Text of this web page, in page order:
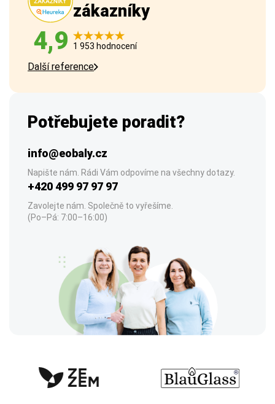
zákazníky
4,9 1 953 hodnocení
Další reference
Potřebujete poradit?
info@eobaly.cz
Napište nám. Rádi Vám odpovíme na všechny dotazy.
+420 499 97 97 97
Zavolejte nám. Společně to vyřešíme.
(Po–Pá: 7:00–16:00)